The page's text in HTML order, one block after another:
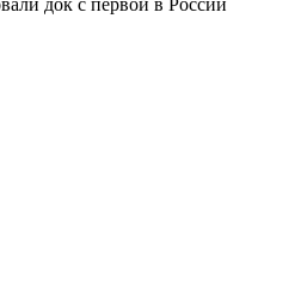
док с первой в России